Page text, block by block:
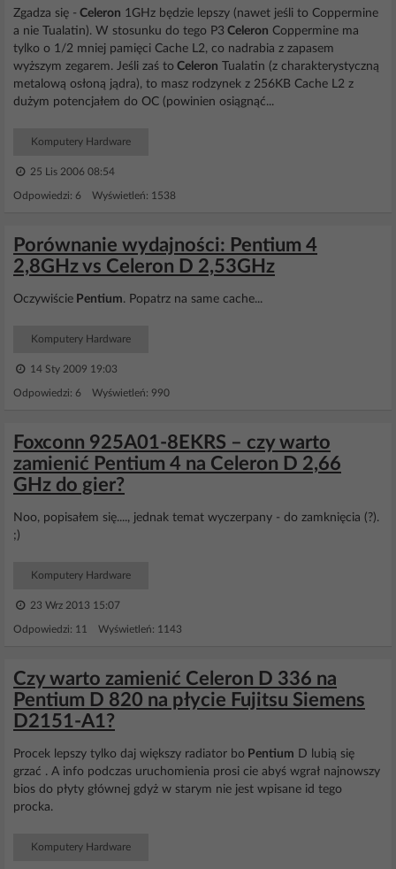
Zgadza się - Celeron 1GHz będzie lepszy (nawet jeśli to Coppermine
a nie Tualatin). W stosunku do tego P3 Celeron Coppermine ma
tylko o 1/2 mniej pamięci Cache L2, co nadrabia z zapasem
wyższym zegarem. Jeśli zaś to Celeron Tualatin (z charakterystyczną
metalową osłoną jądra), to masz rodzynek z 256KB Cache L2 z
dużym potencjałem do OC (powinien osiągnąć...
Komputery Hardware
25 Lis 2006 08:54
Odpowiedzi: 6 Wyświetleń: 1538
Porównanie wydajności: Pentium 4
2,8GHz vs Celeron D 2,53GHz
Oczywiście Pentium. Popatrz na same cache...
Komputery Hardware
14 Sty 2009 19:03
Odpowiedzi: 6 Wyświetleń: 990
Foxconn 925A01-8EKRS – czy warto
zamienić Pentium 4 na Celeron D 2,66
GHz do gier?
Noo, popisałem się...., jednak temat wyczerpany - do zamknięcia (?).
;)
Komputery Hardware
23 Wrz 2013 15:07
Odpowiedzi: 11 Wyświetleń: 1143
Czy warto zamienić Celeron D 336 na
Pentium D 820 na płycie Fujitsu Siemens
D2151-A1?
Procek lepszy tylko daj większy radiator bo Pentium D lubią się
grzać . A info podczas uruchomienia prosi cie abyś wgrał najnowszy
bios do płyty głównej gdyż w starym nie jest wpisane id tego
procka.
Komputery Hardware